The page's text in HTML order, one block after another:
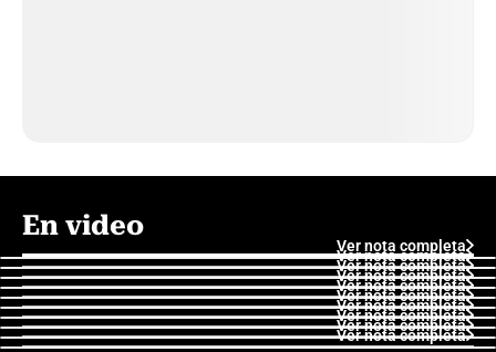
En video
Ver nota completa
Ver nota completa
Ver nota completa
Ver nota completa
Ver nota completa
Ver nota completa
Ver nota completa
Ver nota completa
Ver nota completa
Ver nota completa